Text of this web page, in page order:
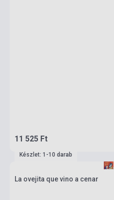
11 525 Ft
Készlet: 1-10 darab
La ovejita que vino a cenar